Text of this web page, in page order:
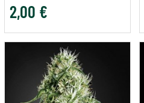
2,00 €